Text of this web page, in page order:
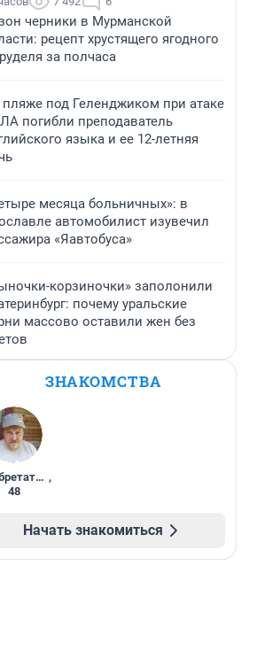
черники в Мурманской
рецепт хрустящего ягодного
за полчаса
под Геленджиком при атаке
погибли преподаватель
языка и ее 12-летняя
месяца больничных»: в
автомобилист изувечил
«Яавтобуса»
корзиночки» заполонили
почему уральские
массово оставили жен без
ЗНАКОМСТВА
Изобретатель ,
48
Начать знакомиться